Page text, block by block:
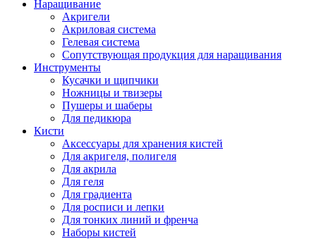
Наращивание
Акригели
Акриловая система
Гелевая система
Сопутствующая продукция для наращивания
Инструменты
Кусачки и щипчики
Ножницы и твизеры
Пушеры и шаберы
Для педикюра
Кисти
Аксессуары для хранения кистей
Для акригеля, полигеля
Для акрила
Для геля
Для градиента
Для росписи и лепки
Для тонких линий и френча
Наборы кистей